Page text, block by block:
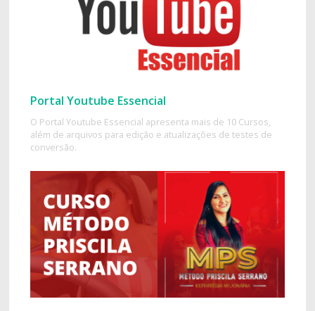
Portal Youtube Essencial
O Portal Youtube Essencial apresenta mais de 10 Cursos,
além de arquivos para edição e atualizações de testes de
conversão.